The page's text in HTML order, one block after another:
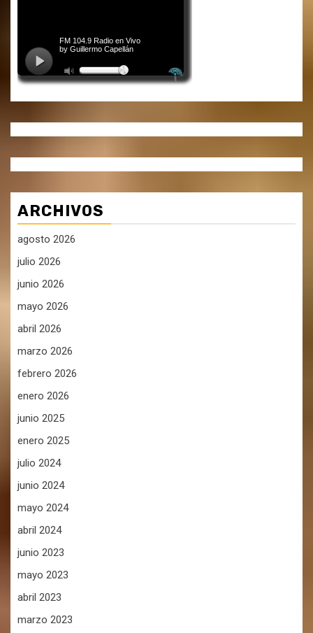
ARCHIVOS
agosto 2026
julio 2026
junio 2026
mayo 2026
abril 2026
marzo 2026
febrero 2026
enero 2026
junio 2025
enero 2025
julio 2024
junio 2024
mayo 2024
abril 2024
junio 2023
mayo 2023
abril 2023
marzo 2023